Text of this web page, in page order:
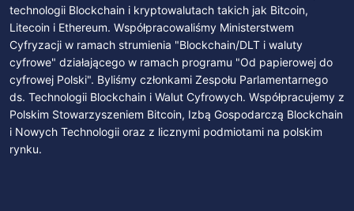
technologii Blockchain i kryptowalutach takich jak Bitcoin,
Litecoin i Ethereum. Współpracowaliśmy Ministerstwem
Cyfryzacji w ramach strumienia "Blockchain/DLT i waluty
cyfrowe" działającego w ramach programu "Od papierowej do
cyfrowej Polski". Byliśmy członkami Zespołu Parlamentarnego
ds. Technologii Blockchain i Walut Cyfrowych. Współpracujemy z
Polskim Stowarzyszeniem Bitcoin, Izbą Gospodarczą Blockchain
i Nowych Technologii oraz z licznymi podmiotami na polskim
rynku.